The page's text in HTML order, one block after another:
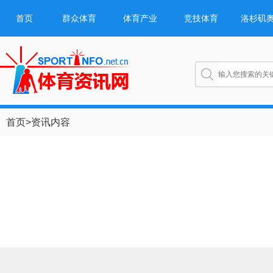
首页 群众体育 体育产业 竞技体育 洛杉矶
首页>资讯内容